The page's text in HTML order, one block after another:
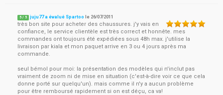
5 / 5 juju77 a évalué Spartoo le 26/07/2011
très bon site pour acheter des chaussures. j'y vais en
confiance, le service clientèle est très correct et honnête. mes
commandes ont toujours été expédiées sous 48h max. j'utilise la
livraison par kiala et mon paquet arrive en 3 ou 4 jours après ma
commande.
seul bémol pour moi: la présentation des modèles qui n'inclut pas
vraiment de zoom ni de mise en situation (c'est-à-dire voir ce que cela
donne porté sur quelqu'un). mais comme il n'y a aucun problème
pour être remboursé rapidement si on est déçu, ca va!